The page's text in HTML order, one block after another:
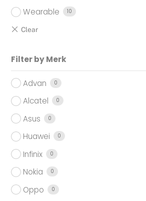
Wearable 10
Filter by Merk
Advan 0
Alcatel 0
Asus 0
Huawei 0
Infinix 0
Nokia 0
Oppo 0